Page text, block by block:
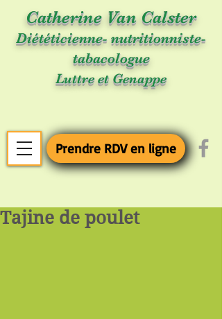
Catherine Van Calster
Diététicienne- nutritionniste-
tabacologue
Luttre et Genappe
Prendre RDV en ligne
Tajine de poulet